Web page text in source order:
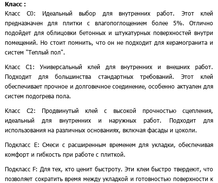
Класс :
Класс С0: Идеальный выбор для внутренних работ. Этот клей
предназначен для плитки с влагопоглощением более 5%. Отлично
подойдет для облицовки бетонных и штукатурных поверхностей внутри
помещений. Но стоит помнить, что он не подходит для керамогранита и
систем "Теплый пол".
Класс С1: Универсальный клей для внутренних и внешних работ.
Подходит для большинства стандартных требований. Этот клей
обеспечивает прочное и долговечное соединение, особенно актуален для
систем подогрева пола.
Класс С2: Продвинутый клей с высокой прочностью сцепления,
идеальный для внутренних и наружных работ. Подходит для
использования на различных основаниях, включая фасады и цоколи.
Подкласс E: Смеси с расширенным временем для укладки, обеспечивая
комфорт и гибкость при работе с плиткой.
Подкласс F: Для тех, кто ценит быстроту. Эти клеи быстро твердеют, что
позволяет сократить время между укладкой и готовностью поверхности к